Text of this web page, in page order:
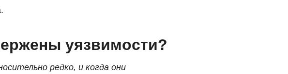
уязвимости?
редко, и когда они